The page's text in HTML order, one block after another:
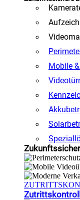
Mobile